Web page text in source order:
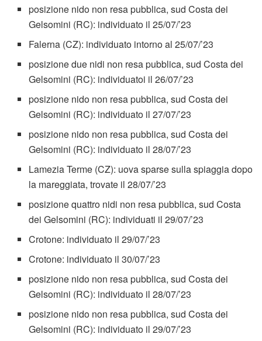
posizione nido non resa pubblica, sud Costa dei
Gelsomini (RC): individuato il 25/07/’23
Falerna (CZ): individuato intorno al 25/07/’23
posizione due nidi non resa pubblica, sud Costa dei
Gelsomini (RC): individuatoi il 26/07/’23
posizione nido non resa pubblica, sud Costa dei
Gelsomini (RC): individuato il 27/07/’23
posizione nido non resa pubblica, sud Costa dei
Gelsomini (RC): individuato il 28/07/’23
Lamezia Terme (CZ): uova sparse sulla spiaggia dopo
la mareggiata, trovate il 28/07/’23
posizione quattro nidi non resa pubblica, sud Costa
dei Gelsomini (RC): individuati il 29/07/’23
Crotone: individuato il 29/07/’23
Crotone: individuato il 30/07/’23
posizione nido non resa pubblica, sud Costa dei
Gelsomini (RC): individuato il 28/07/’23
posizione nido non resa pubblica, sud Costa dei
Gelsomini (RC): individuato il 29/07/’23